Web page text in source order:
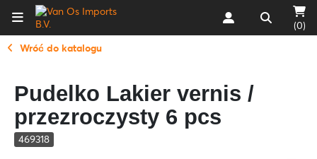
(0)
Wróć do katalogu
Pudelko Lakier vernis /
przezroczysty 6 pcs
469318